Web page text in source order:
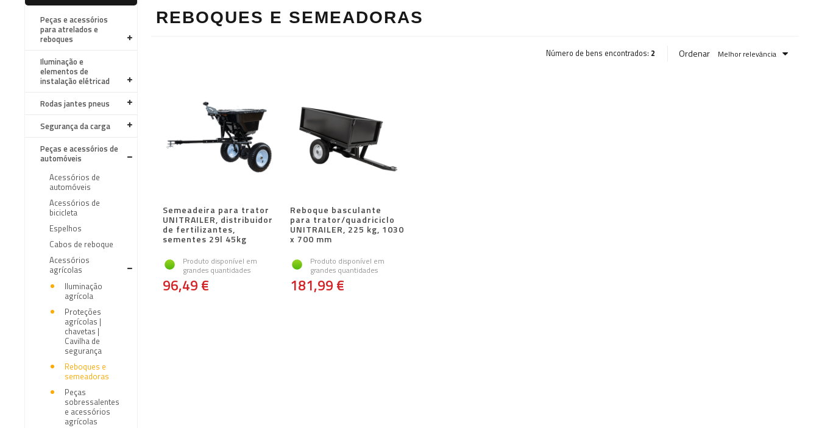
Peças e acessórios
para atrelados e
reboques
Iluminação e
elementos de
instalação elétricad
Rodas jantes pneus
Segurança da carga
Peças e acessórios de
automóveis
Acessórios de
automóveis
Acessórios de
bicicleta
Espelhos
Cabos de reboque
Acessórios
agrícolas
Iluminação
agrícola
Proteções
agrícolas |
chavetas |
Cavilha de
segurança
Reboques e
semeadoras
Peças
sobressalentes
e acessórios
agrícolas
REBOQUES E SEMEADORAS
Número de bens encontrados: 2 Ordenar Melhor relevância
Semeadeira para trator
UNITRAILER, distribuidor
de fertilizantes,
sementes 29l 45kg
Produto disponível em
grandes quantidades
96,49 €
Reboque basculante
para trator/quadriciclo
UNITRAILER, 225 kg, 1030
x 700 mm
Produto disponível em
grandes quantidades
181,99 €